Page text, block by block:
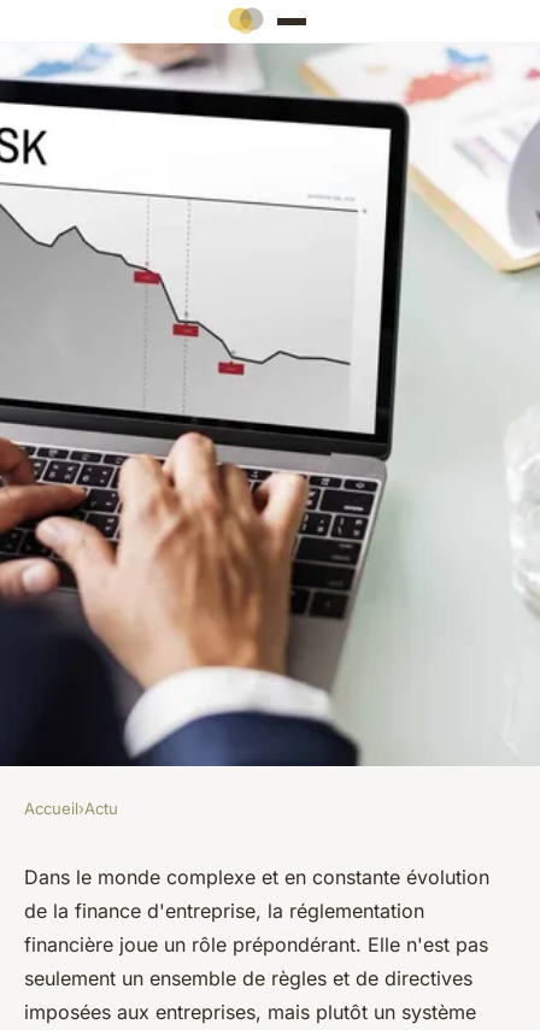
Quelle est l'incidence de la
réglementation financière sur
la gestion des risques
d'entreprise ?
Accueil›Actu
Dans le monde complexe et en constante évolution
de la finance d'entreprise, la réglementation
financière joue un rôle prépondérant. Elle n'est pas
seulement un ensemble de règles et de directives
imposées aux entreprises, mais plutôt un système